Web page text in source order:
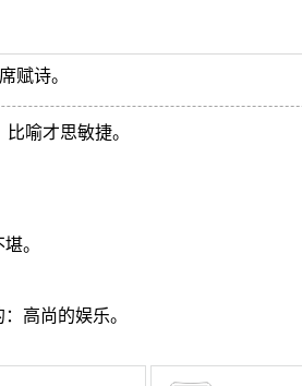
赋诗。
喻才思敏捷。
。
高尚的娱乐。